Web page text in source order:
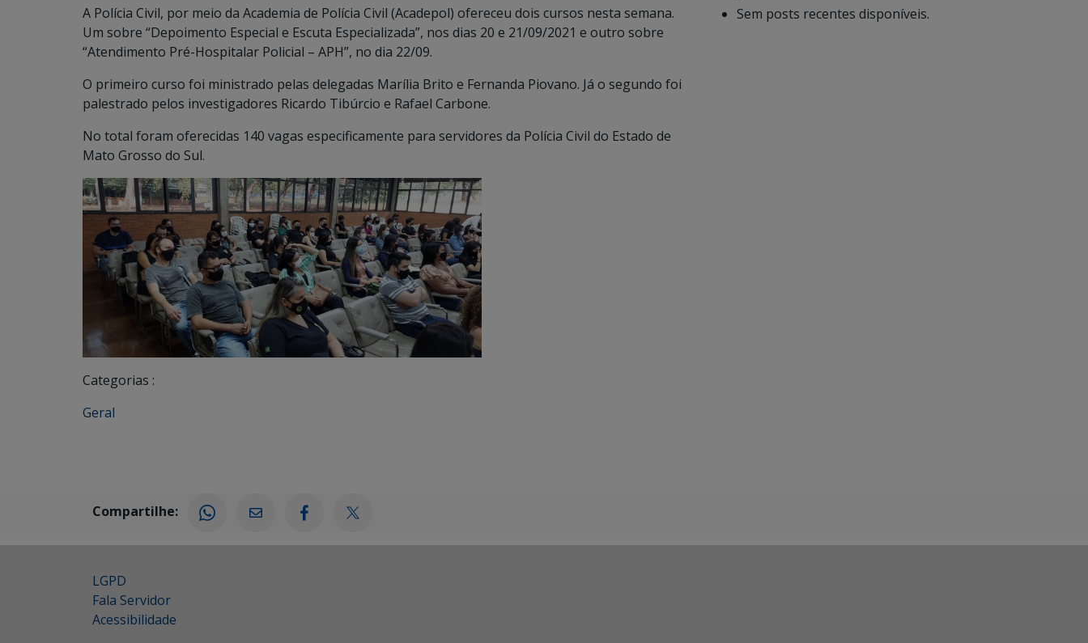
A Polícia Civil, por meio da Academia de Polícia Civil (Acadepol) ofereceu dois cursos nesta semana.
Um sobre “Depoimento Especial e Escuta Especializada”, nos dias 20 e 21/09/2021 e outro sobre
“Atendimento Pré-Hospitalar Policial – APH”, no dia 22/09.
O primeiro curso foi ministrado pelas delegadas Marília Brito e Fernanda Piovano. Já o segundo foi
palestrado pelos investigadores Ricardo Tibúrcio e Rafael Carbone.
No total foram oferecidas 140 vagas especificamente para servidores da Polícia Civil do Estado de
Mato Grosso do Sul.
Categorias :
Geral
Sem posts recentes disponíveis.
Compartilhe:
LGPD
Fala Servidor
Acessibilidade